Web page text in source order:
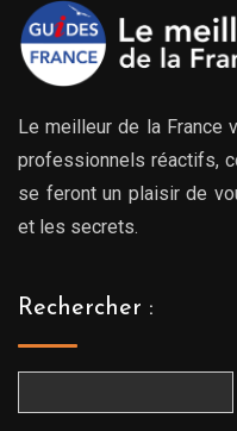
Le meilleur de la France
professionnels réactifs,
se feront un plaisir de
et les secrets.
Rechercher :